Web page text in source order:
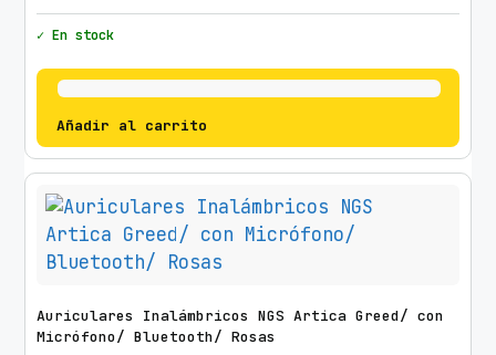
✓ En stock
Añadir al carrito
Auriculares Inalámbricos NGS Artica Greed/ con
Micrófono/ Bluetooth/ Rosas